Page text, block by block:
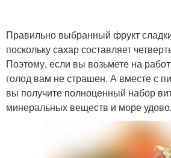
Правильно выбранный фрукт
поскольку сахар составляет
Поэтому, если вы возьмете на
голод вам не страшен. А вместе с
вы получите полноценный набор
минеральных веществ и море